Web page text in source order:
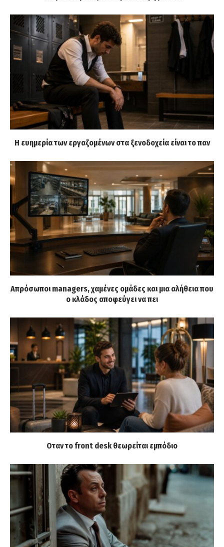
Η ευημερία των εργαζομένων στα ξενοδοχεία είναι το παν
Απρόσωποι managers, χαμένες ομάδες και μια αλήθεια που
ο κλάδος αποφεύγει να πει
Οταν το front desk θεωρείται εμπόδιο